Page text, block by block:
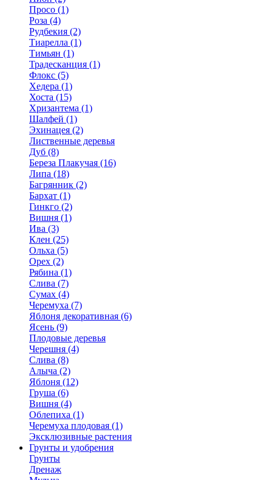
Просо (1)
Роза (4)
Рудбекия (2)
Тиарелла (1)
Тимьян (1)
Традесканция (1)
Флокс (5)
Хедера (1)
Хоста (15)
Хризантема (1)
Шалфей (1)
Эхинацея (2)
Лиственные деревья
Дуб (8)
Береза Плакучая (16)
Липа (18)
Багрянник (2)
Бархат (1)
Гинкго (2)
Вишня (1)
Ива (3)
Клен (25)
Ольха (5)
Орех (2)
Рябина (1)
Слива (7)
Сумах (4)
Черемуха (7)
Яблоня декоративная (6)
Ясень (9)
Плодовые деревья
Черешня (4)
Слива (8)
Алыча (2)
Яблоня (12)
Груша (6)
Вишня (4)
Облепиха (1)
Черемуха плодовая (1)
Эксклюзивные растения
Грунты и удобрения
Грунты
Дренаж